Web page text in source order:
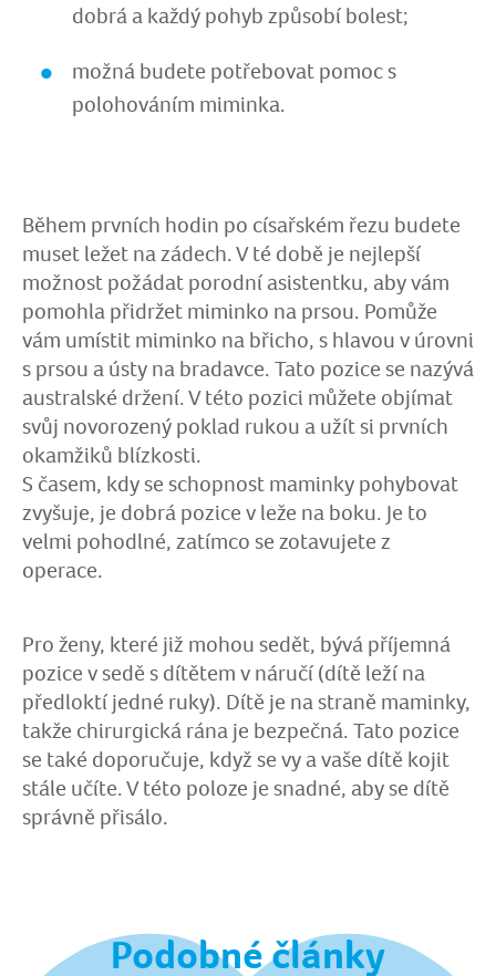
dobrá a každý pohyb způsobí bolest;
možná budete potřebovat pomoc s
polohováním miminka.
Během prvních hodin po císařském řezu budete
muset ležet na zádech. V té době je nejlepší
možnost požádat porodní asistentku, aby vám
pomohla přidržet miminko na prsou. Pomůže
vám umístit miminko na břicho, s hlavou v úrovni
s prsou a ústy na bradavce. Tato pozice se nazývá
australské držení. V této pozici můžete objímat
svůj novorozený poklad rukou a užít si prvních
okamžiků blízkosti.
S časem, kdy se schopnost maminky pohybovat
zvyšuje, je dobrá pozice v leže na boku. Je to
velmi pohodlné, zatímco se zotavujete z
operace.
Pro ženy, které již mohou sedět, bývá příjemná
pozice v sedě s dítětem v náručí (dítě leží na
předloktí jedné ruky). Dítě je na straně maminky,
takže chirurgická rána je bezpečná. Tato pozice
se také doporučuje, když se vy a vaše dítě kojit
stále učíte. V této poloze je snadné, aby se dítě
správně přisálo.
Podobné články